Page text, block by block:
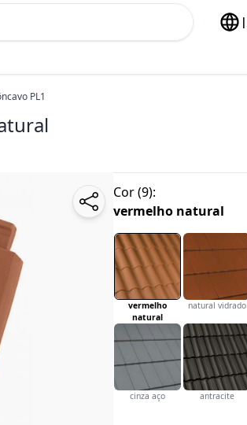
|
PL1
Cor(9):
vermelho natural
vermelho
natural
natural vidrado
cinza aço antracite